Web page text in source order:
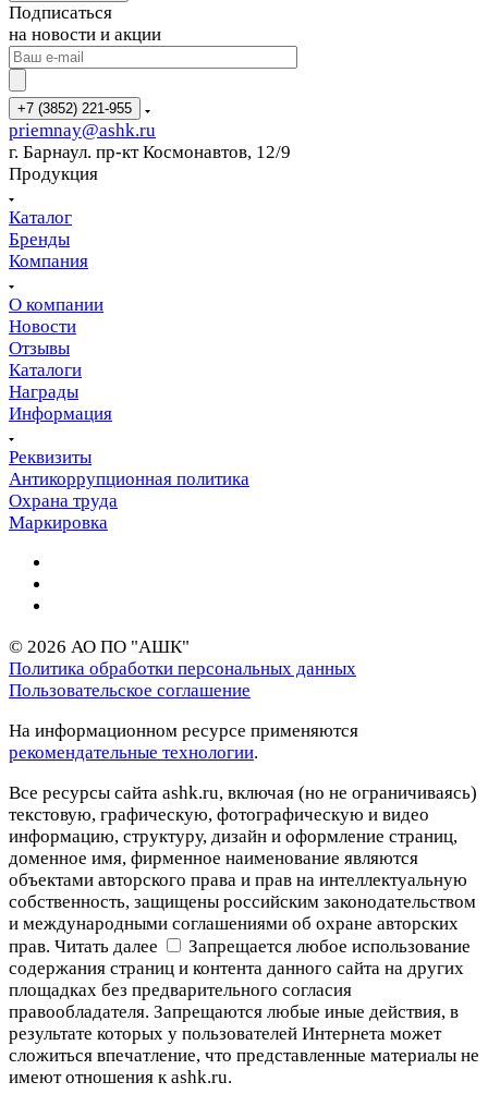
Подписаться
на новости и акции
+7 (3852) 221-955
priemnay@ashk.ru
г. Барнаул. пр-кт Космонавтов, 12/9
Продукция
Каталог
Бренды
Компания
О компании
Новости
Отзывы
Каталоги
Награды
Информация
Реквизиты
Антикоррупционная политика
Охрана труда
Маркировка
© 2026 АО ПО "АШК"
Политика обработки персональных данных
Пользовательское соглашение
На информационном ресурсе применяются
рекомендательные технологии.
Все ресурсы сайта ashk.ru, включая (но не ограничиваясь)
текстовую, графическую, фотографическую и видео
информацию, структуру, дизайн и оформление страниц,
доменное имя, фирменное наименование являются
объектами авторского права и прав на интеллектуальную
собственность, защищены российским законодательством
и международными соглашениями об охране авторских
прав. Читать далее
Запрещается любое использование
содержания страниц и контента данного сайта на других
площадках без предварительного согласия
правообладателя. Запрещаются любые иные действия, в
результате которых у пользователей Интернета может
сложиться впечатление, что представленные материалы не
имеют отношения к ashk.ru.